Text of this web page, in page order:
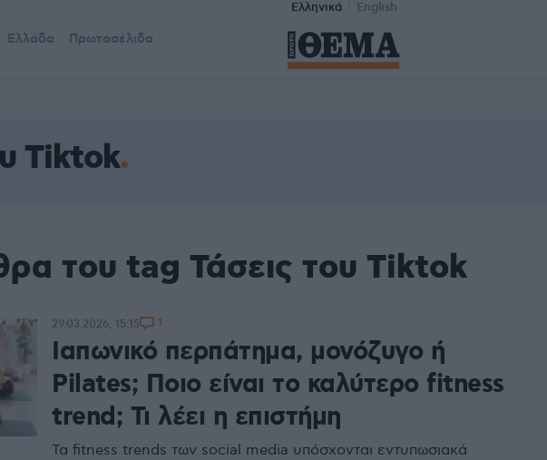
Ελληνικά English
Ελλάδα Πρωτοσέλιδα
Tiktok
του tag Τάσεις του Tiktok
Ιαπωνικό περπάτημα, μονόζυγο ή
Pilates; Ποιο είναι το καλύτερο fitness
trend; Τι λέει η επιστήμη
Τα fitness trends των social media υπόσχονται εντυπωσιακά
29.03.2026, 15:15 1